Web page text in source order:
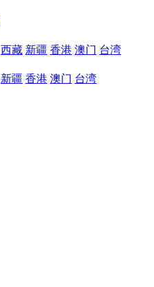
西藏 新疆 香港 澳门 台湾
新疆 香港 澳门 台湾